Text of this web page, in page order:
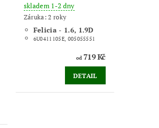
skladem 1-2 dny
Záruka: 2 roky
Felicia - 1.6, 1.9D
6U0411105E, 005055551
od719 Kč
DETAIL